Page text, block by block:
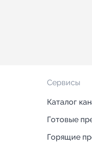
Сервисы
Каталог
Готовые
Горящие